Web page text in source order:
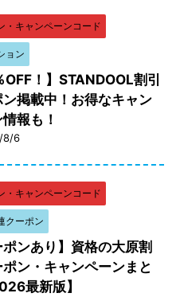
・キャンペーンコード
ョン
OFF！】STANDOOL割引
ン掲載中！お得なキャン
報も！
8/6
・キャンペーンコード
クーポン
ポンあり】資格の大原割
ポン・キャンペーンまと
最新版】